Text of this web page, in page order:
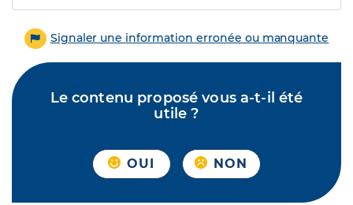
Signaler une information erronée ou manquante
Le contenu proposé vous a-t-il été
utile ?
OUI NON